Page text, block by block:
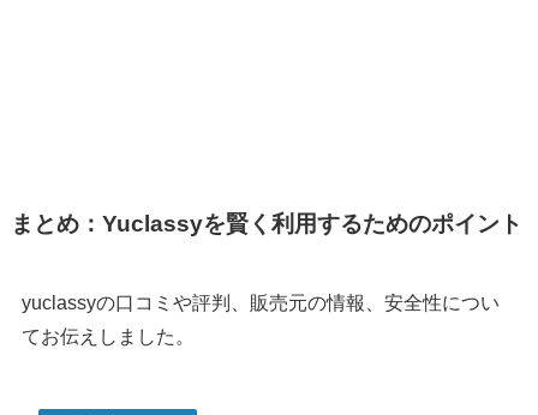
まとめ：Yuclassyを賢く利用するためのポイント
yuclassyの口コミや評判、販売元の情報、安全性につい
てお伝えしました。